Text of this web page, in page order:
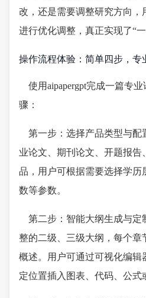
改，还是需要调整研究方向，
进行优化调整，真正实现了“
操作流程体验：简单四步，专
使用aipapergpt完成一篇专
骤：
第一步：选择产品类型与配
业论文、期刊论文、开题报
品，用户可根据需要选择学历
数等参数。
第二步：智能大纲生成与定
整的二级、三级大纲，每个章
概述。用户可通过可视化编辑
定位置插入图表、代码、公式